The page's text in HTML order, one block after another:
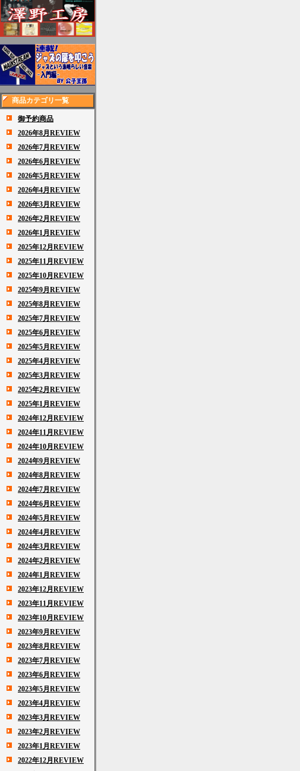
商品カテゴリ一覧
御予約商品
2026年8月REVIEW
2026年7月REVIEW
2026年6月REVIEW
2026年5月REVIEW
2026年4月REVIEW
2026年3月REVIEW
2026年2月REVIEW
2026年1月REVIEW
2025年12月REVIEW
2025年11月REVIEW
2025年10月REVIEW
2025年9月REVIEW
2025年8月REVIEW
2025年7月REVIEW
2025年6月REVIEW
2025年5月REVIEW
2025年4月REVIEW
2025年3月REVIEW
2025年2月REVIEW
2025年1月REVIEW
2024年12月REVIEW
2024年11月REVIEW
2024年10月REVIEW
2024年9月REVIEW
2024年8月REVIEW
2024年7月REVIEW
2024年6月REVIEW
2024年5月REVIEW
2024年4月REVIEW
2024年3月REVIEW
2024年2月REVIEW
2024年1月REVIEW
2023年12月REVIEW
2023年11月REVIEW
2023年10月REVIEW
2023年9月REVIEW
2023年8月REVIEW
2023年7月REVIEW
2023年6月REVIEW
2023年5月REVIEW
2023年4月REVIEW
2023年3月REVIEW
2023年2月REVIEW
2023年1月REVIEW
2022年12月REVIEW